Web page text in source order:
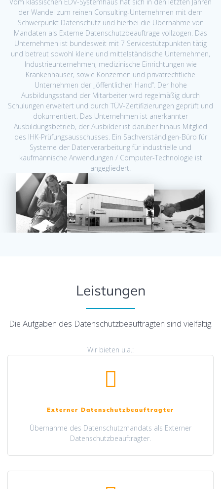
Vom klassischen EDV-Systemhaus hat sich in den letzten Jahren
der Wandel zum reinen Consulting-Unternehmen mit dem
Schwerpunkt Datenschutz und hierbei die Übernahme von
Mandaten als Externe Datenschutzbeauftrage vollzogen. Das
Unternehmen ist bundesweit mit 7 Servicestützpunkten tätig
und betreut sowohl kleine und mittelständische Unternehmen,
Industrieunternehmen, medizinische Einrichtungen wie
Krankenhäuser, sowie Konzernen und privatrechtliche
Unternehmen der „öffentlichen Hand“. Der hohe
Ausbildungsstand der Mitarbeiter wird regelmäßig durch
Schulungen erweitert und durch TÜV-Zertifizierungen geprüft und
dokumentiert. Das Unternehmen ist anerkannter
Ausbildungsbetrieb, der Ausbilder ist darüber hinaus Mitglied
des IHK-Prüfungsausschusses. Ein Sachverständigen-Büro für
Systeme der Datenverarbeitung für industrielle und
kaufmännische Anwendungen / Computer-Technologie ist
angegliedert.
Leistungen
Die Aufgaben des Datenschutzbeauftragten sind vielfältig.
Wir bieten u.a.:
Externer Datenschutzbeauftragter
Übernahme des Datenschutzmandats als Externer
Datenschutzbeauftragter.